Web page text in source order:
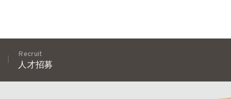
Recruit
人才招募